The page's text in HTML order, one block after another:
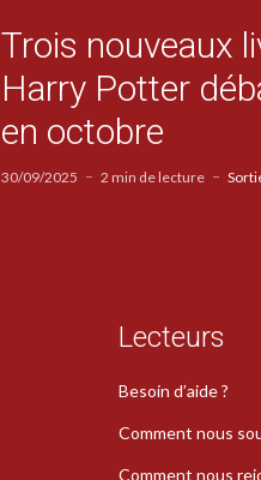
Trois nouveaux
Harry Potter
en octobre
30/09/2025 2 min de lecture
Lecteurs
Besoin d’aide ?
Comment nous
Comment nous